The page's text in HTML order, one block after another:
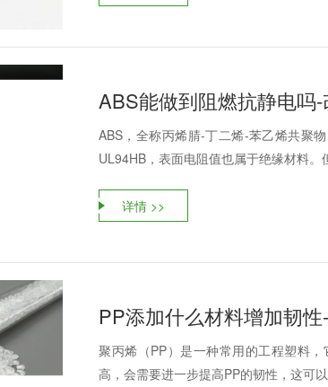
ABS能做到阻燃抗静电吗
ABS，全称丙烯腈-丁二烯-苯乙烯共聚
UL94HB，表面电阻值也属于绝缘材料
详情 >>
PP添加什么材料增加韧
聚丙烯（PP）是一种常用的工程塑料
高，会需要进一步提高PP的韧性，这可